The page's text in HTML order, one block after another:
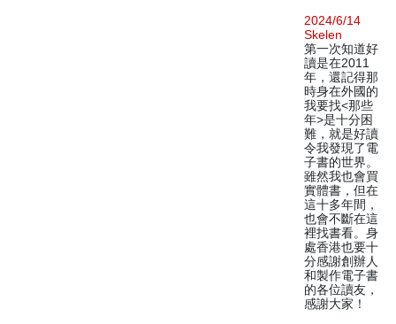
2024/6/14
Skelen
第一次知道好
讀是在2011
年，還記得那
時身在外國的
我要找<那些
年>是十分困
難，就是好讀
令我發現了電
子書的世界。
雖然我也會買
實體書，但在
這十多年間，
也會不斷在這
裡找書看。身
處香港也要十
分感謝創辦人
和製作電子書
的各位讀友，
感謝大家！